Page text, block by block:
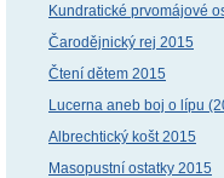
Kundratické prvomájové
Čarodějnický rej 2015
Čtení dětem 2015
Lucerna aneb boj o lípu
Albrechtický košt 2015
Masopustní ostatky 2015